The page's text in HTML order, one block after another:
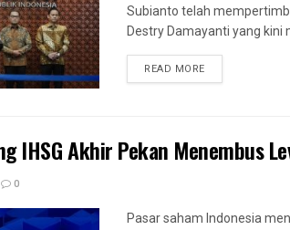
Subianto telah
Destry Damayanti yang kini
READ MORE
IHSG Akhir Pekan Menembus
0
Pasar saham Indonesia